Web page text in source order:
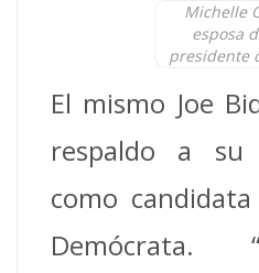
Michelle
esposa
presidente
El mismo Joe
respaldo a su
como
Demócrata.